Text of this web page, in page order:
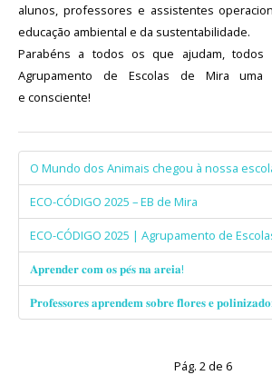
alunos, professores e assistentes
educação ambiental e da sustentabilidade.
Parabéns a todos os que ajudam,
Agrupamento de Escolas de Mira uma
e consciente!
O Mundo dos Animais chegou à nossa
ECO-CÓDIGO 2025 – EB de Mira
ECO-CÓDIGO 2025 | Agrupamento de
𝐀𝐩𝐫𝐞𝐧𝐝𝐞𝐫 𝐜𝐨𝐦 𝐨𝐬 𝐩𝐞́𝐬 𝐧𝐚 𝐚𝐫𝐞𝐢𝐚!
𝐏𝐫𝐨𝐟𝐞𝐬𝐬𝐨𝐫𝐞𝐬 𝐚𝐩𝐫𝐞𝐧𝐝𝐞𝐦 𝐬𝐨𝐛𝐫𝐞 𝐟𝐥𝐨𝐫𝐞𝐬 𝐞
Pág. 2 de 6